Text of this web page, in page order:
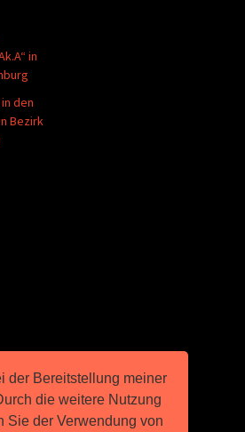
der Bereitstellung meiner
die weitere Nutzung
Sie der Verwendung von
in
den
Bezirk